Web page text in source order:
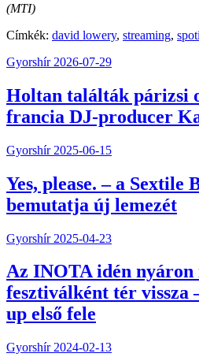
(MTI)
Címkék: david lowery, streaming,
Gyorshír 2026-07-29
Holtan találták párizsi
francia DJ-producer
Gyorshír 2025-06-15
Yes, please. – a Sextile
bemutatja új lemezét
Gyorshír 2025-04-23
Az INOTA idén nyáron
fesztiválként tér vissza
up első fele
Gyorshír 2024-02-13